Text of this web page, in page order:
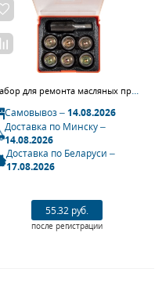
Самовывоз –14.08.2026
Доставка по Минску –
14.08.2026
Доставка по Беларуси –
17.08.2026
55.32 руб.
после регистрации